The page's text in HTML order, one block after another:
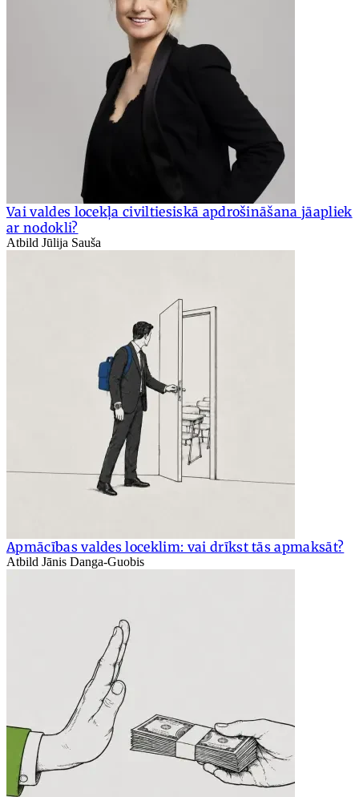
Vai valdes locekļa civiltiesiskā apdrošināšana jāapliek
ar nodokli?
Atbild Jūlija Sauša
Apmācības valdes loceklim: vai drīkst tās apmaksāt?
Atbild Jānis Danga-Guobis